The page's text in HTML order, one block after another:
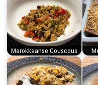
Marokkaanse Couscous